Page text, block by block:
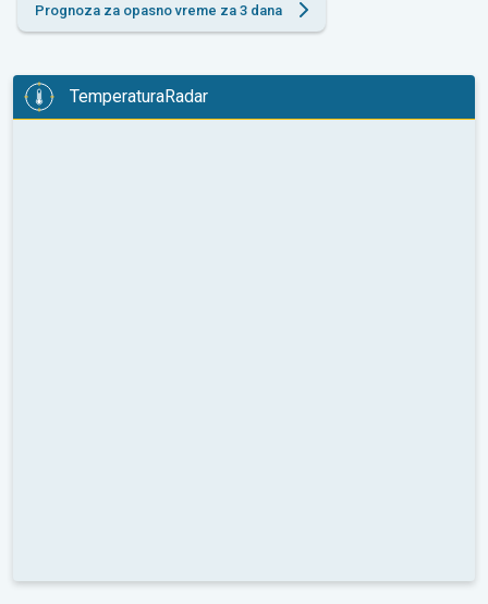
Prognoza za opasno vreme za 3 dana
TemperaturaRadar